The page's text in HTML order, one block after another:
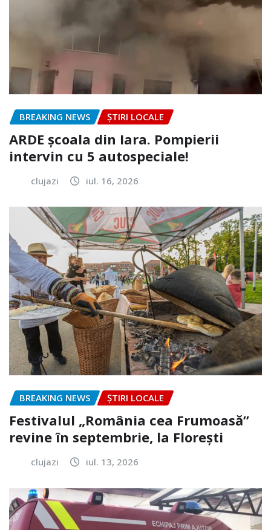
BREAKING NEWS ȘTIRI LOCALE
ARDE școala din Iara. Pompierii
intervin cu 5 autospeciale!
clujazi iul. 16, 2026
BREAKING NEWS ȘTIRI LOCALE
Festivalul „România cea Frumoasă”
revine în septembrie, la Florești
clujazi iul. 13, 2026